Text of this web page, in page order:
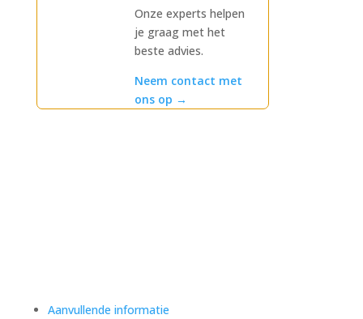
Onze experts helpen
je graag met het
beste advies.
Neem contact met
ons op →
Aanvullende informatie